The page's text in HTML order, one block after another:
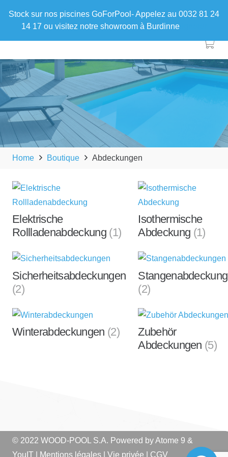
Stock sur nos piscines GoForPool- Appelez au 0032 81 24
14 17 ou visitez notre showroom à Burdinne
Home Boutique Abdeckungen
Elektrische
Rollladenabdeckung (1)
Isothermische
Abdeckung (1)
Sicherheitsabdeckungen
(2)
(2)
Winterabdeckungen (2)
Zubehör
Abdeckungen (5)
© 2022 WOOD-POOL S.A. Powered byAtome 9 &
YouIT
Mentions légales Vie privée CGV